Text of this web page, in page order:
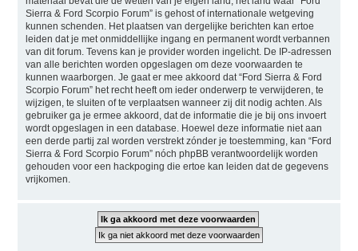
Sierra & Ford Scorpio Forum” is gehost of internationale wetgeving
kunnen schenden. Het plaatsen van dergelijke berichten kan ertoe
leiden dat je met onmiddellijke ingang en permanent wordt verbannen
van dit forum. Tevens kan je provider worden ingelicht. De IP-adressen
van alle berichten worden opgeslagen om deze voorwaarden te
kunnen waarborgen. Je gaat er mee akkoord dat “Ford Sierra & Ford
Scorpio Forum” het recht heeft om ieder onderwerp te verwijderen, te
wijzigen, te sluiten of te verplaatsen wanneer zij dit nodig achten. Als
gebruiker ga je ermee akkoord, dat de informatie die je bij ons invoert
wordt opgeslagen in een database. Hoewel deze informatie niet aan
een derde partij zal worden verstrekt zónder je toestemming, kan “Ford
Sierra & Ford Scorpio Forum” nóch phpBB verantwoordelijk worden
gehouden voor een hackpoging die ertoe kan leiden dat de gegevens
vrijkomen.